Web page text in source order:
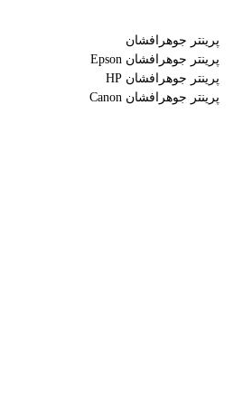
پرینتر جوهرافشان
پرینتر جوهرافشان Epson
پرینتر جوهرافشان HP
پرینتر جوهرافشان Canon